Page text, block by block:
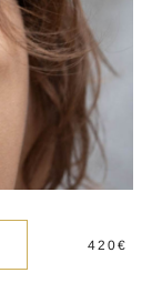
420€